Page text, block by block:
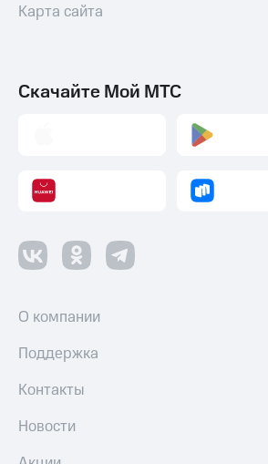
Карта сайта
Скачайте Мой МТС
О компании
Поддержка
Контакты
Новости